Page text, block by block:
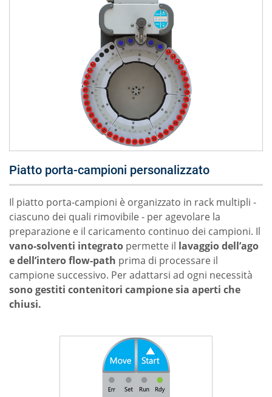
Piatto porta-campioni personalizzato
Il piatto porta-campioni è organizzato in rack multipli -
ciascuno dei quali rimovibile - per agevolare la
preparazione e il caricamento continuo dei campioni. Il
vano-solventi integrato permette il lavaggio dell’ago
e dell’intero flow-path prima di processare il
campione successivo. Per adattarsi ad ogni necessità
sono gestiti contenitori campione sia aperti che
chiusi.